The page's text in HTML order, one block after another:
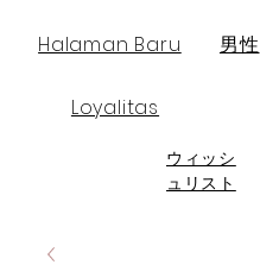
Halaman Baru 男性
Loyalitas
ウィッシ
ュリスト